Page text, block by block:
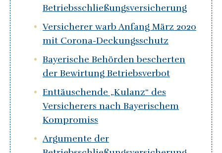
Betriebsschließungsversicherung
Versicherer warb Anfang März 2020
mit Corona-Deckungsschutz
Bayerische Behörden bescherten
der Bewirtung Betriebsverbot
Enttäuschende „Kulanz“ des
Versicherers nach Bayerischem
Kompromiss
Argumente der